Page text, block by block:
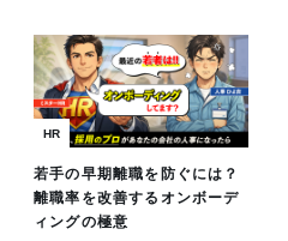
HR
若手の早期離職を防ぐには？
離職率を改善するオンボーデ
ィングの極意